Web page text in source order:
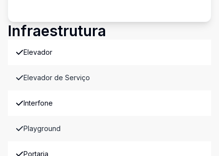
Infraestrutura
Elevador
Elevador de Serviço
Interfone
Playground
Portaria